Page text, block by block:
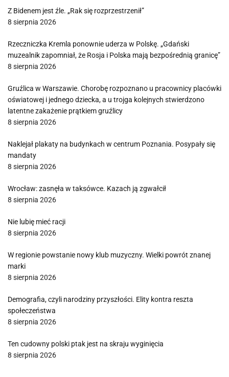
Z Bidenem jest źle. „Rak się rozprzestrzenił”
8 sierpnia 2026
Rzeczniczka Kremla ponownie uderza w Polskę. „Gdański
muzealnik zapomniał, że Rosja i Polska mają bezpośrednią granicę”
8 sierpnia 2026
Gruźlica w Warszawie. Chorobę rozpoznano u pracownicy placówki
oświatowej i jednego dziecka, a u trojga kolejnych stwierdzono
latentne zakażenie prątkiem gruźlicy
8 sierpnia 2026
Naklejał plakaty na budynkach w centrum Poznania. Posypały się
mandaty
8 sierpnia 2026
Wrocław: zasnęła w taksówce. Kazach ją zgwałcił
8 sierpnia 2026
Nie lubię mieć racji
8 sierpnia 2026
W regionie powstanie nowy klub muzyczny. Wielki powrót znanej
marki
8 sierpnia 2026
Demografia, czyli narodziny przyszłości. Elity kontra reszta
społeczeństwa
8 sierpnia 2026
Ten cudowny polski ptak jest na skraju wyginięcia
8 sierpnia 2026